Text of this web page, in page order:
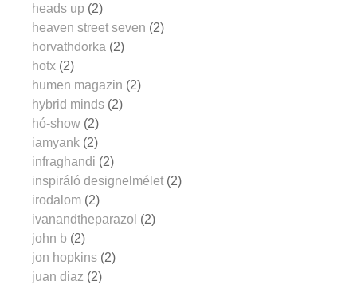
heads up (2)
heaven street seven (2)
horvathdorka (2)
hotx (2)
humen magazin (2)
hybrid minds (2)
hó-show (2)
iamyank (2)
infraghandi (2)
inspiráló designelmélet (2)
irodalom (2)
ivanandtheparazol (2)
john b (2)
jon hopkins (2)
juan diaz (2)